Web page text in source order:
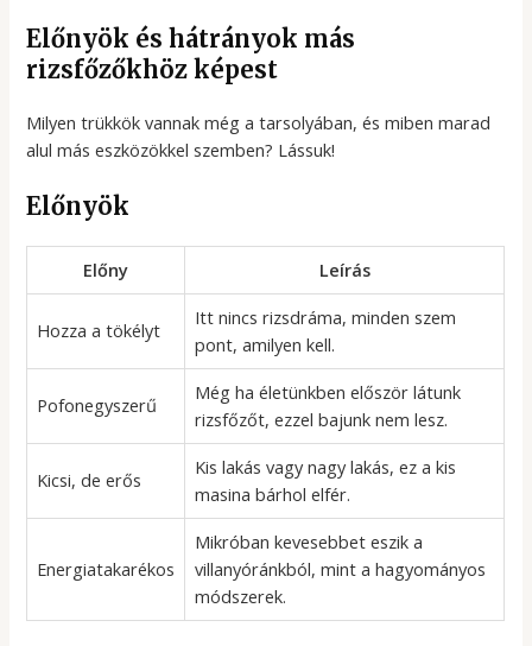
Előnyök és hátrányok más
rizsfőzőkhöz képest
Milyen trükkök vannak még a tarsolyában, és miben marad
alul más eszközökkel szemben? Lássuk!
Előnyök
Előny Leírás
Hozza a tökélyt
Itt nincs rizsdráma, minden szem
pont, amilyen kell.
Pofonegyszerű
Még ha életünkben először látunk
rizsfőzőt, ezzel bajunk nem lesz.
Kicsi, de erős
Kis lakás vagy nagy lakás, ez a kis
masina bárhol elfér.
Energiatakarékos
Mikróban kevesebbet eszik a
villanyóránkból, mint a hagyományos
módszerek.